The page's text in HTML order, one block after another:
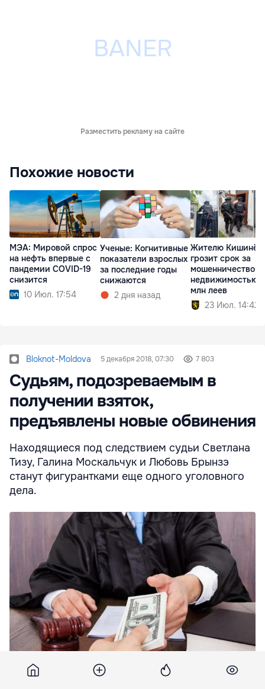
Разместить рекламу на сайте
Похожие новости
МЭА: Мировой спрос
на нефть впервые с
пандемии COVID-19
снизится
10 Июл. 17:54
Ученые: Когнитивные
показатели взрослых
за последние годы
снижаются
2 дня назад
Жителю
грозит срок за
мошенничество с
недвижимостью
млн леев
23 Июл. 14:42
Bloknot-Moldova 5 декабря 2018, 07:30 7 803
Судьям, подозреваемым в
получении взяток,
предъявлены новые обвинения
Находящиеся под следствием судьи Светлана
Тизу, Галина Москальчук и Любовь Брынзэ
станут фигурантками еще одного уголовного
дела.